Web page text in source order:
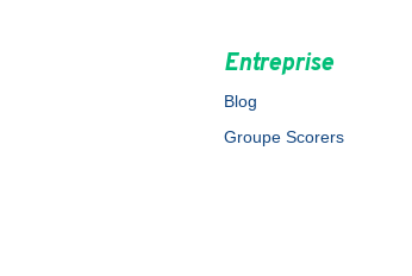
Entreprise
Blog
Groupe Scorers